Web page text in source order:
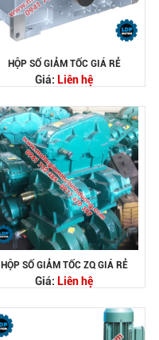
HỘP SỐ GIẢM TỐC GIÁ RẺ
Giá: Liên hệ
HỘP SỐ GIẢM TỐC ZQ GIÁ RẺ
Giá: Liên hệ